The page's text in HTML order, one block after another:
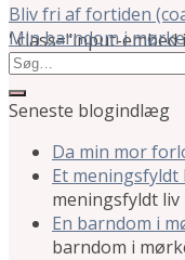
' class="input-
Bliv fri af fortiden
Min barndom i
Seneste blogindlæg
Da min mor
Et meningsfyldt
meningsfyldt liv
En barndom i
barndom i